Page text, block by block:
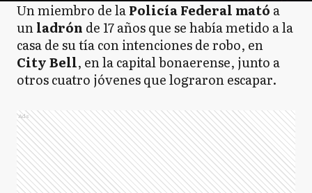
Un miembro de laPolicía Federal mató a
unladrón de 17 años que se había metido a la
casa de su tía con intenciones de robo, en
City Bell, en la capital bonaerense, junto a
otros cuatro jóvenes que lograron escapar.
Ads